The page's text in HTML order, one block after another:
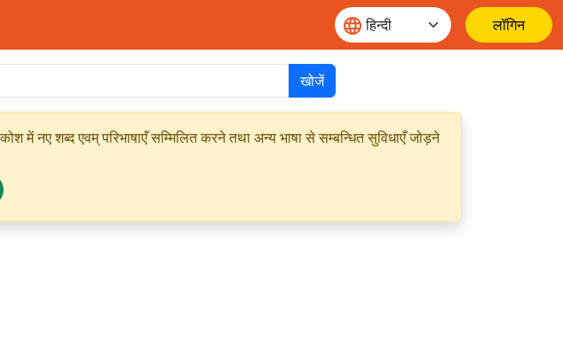
लॉगिन
खोजें
में नए शब्द एवम् परिभाषाएँ सम्मिलित करने तथा अन्य भाषा से सम्बन्धित सुविधाएँ जोड़ने